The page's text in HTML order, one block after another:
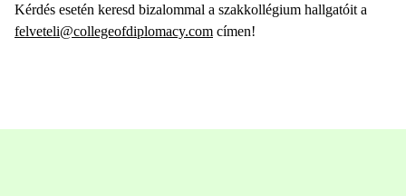
Kérdés esetén keresd bizalommal a szakkollégium hallgatóit a
felveteli@collegeofdiplomacy.com címen!